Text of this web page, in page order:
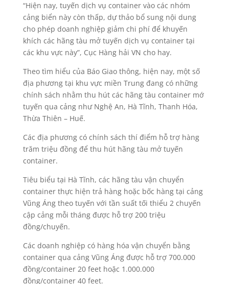
“Hiện nay, tuyến dịch vụ container vào các nhóm
cảng biển này còn thấp, dự thảo bổ sung nội dung
cho phép doanh nghiệp giảm chi phí để khuyến
khích các hãng tàu mở tuyến dịch vụ container tại
các khu vực này”, Cục Hàng hải VN cho hay.
Theo tìm hiểu của Báo Giao thông, hiện nay, một số
địa phương tại khu vực miền Trung đang có những
chính sách nhằm thu hút các hãng tàu container mớ
tuyến qua cảng như Nghệ An, Hà Tĩnh, Thanh Hóa,
Thừa Thiên – Huế.
Các địa phương có chính sách thí điểm hỗ trợ hàng
trăm triệu đồng để thu hút hãng tàu mở tuyến
container.
Tiêu biểu tại Hà Tĩnh, các hãng tàu vận chuyển
container thực hiện trả hàng hoặc bốc hàng tại cảng
Vũng Áng theo tuyến với tần suất tối thiểu 2 chuyến
cập cảng mỗi tháng được hỗ trợ 200 triệu
đồng/chuyến.
Các doanh nghiệp có hàng hóa vận chuyển bằng
container qua cảng Vũng Áng được hỗ trợ 700.000
đồng/container 20 feet hoặc 1.000.000
đồng/container 40 feet.